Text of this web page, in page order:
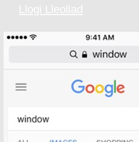
Llogi Lleoliad